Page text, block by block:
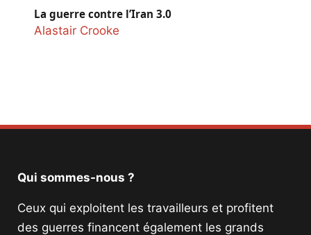
La guerre contre l’Iran 3.0
Alastair Crooke
Qui sommes-nous ?
Ceux qui exploitent les travailleurs et profitent
des guerres financent également les grands